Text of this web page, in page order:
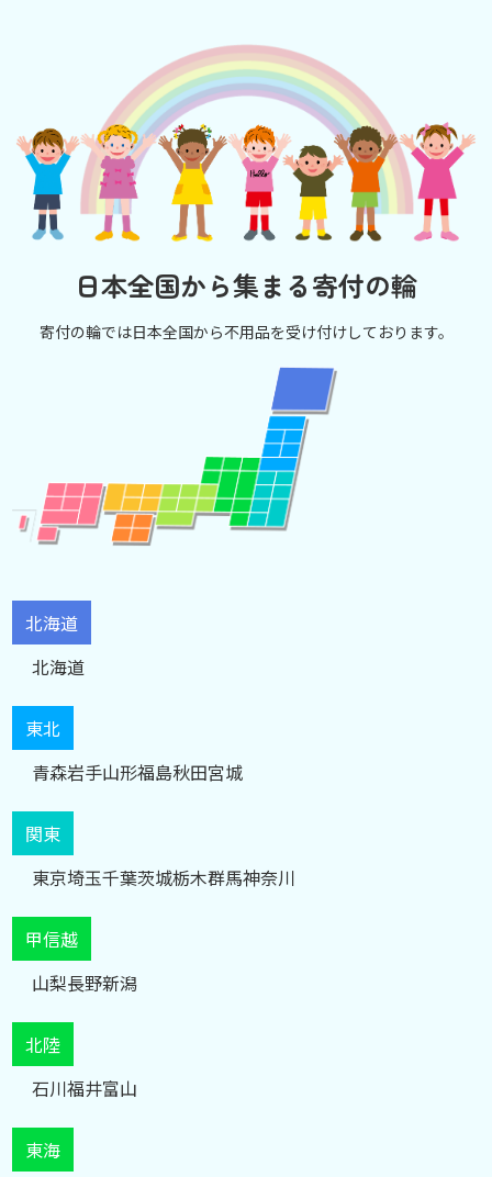
日本全国から集まる寄付の輪
寄付の輪では日本全国から不用品を受け付けしております。
北海道
北海道
東北
青森岩手山形福島秋田宮城
関東
東京埼玉千葉茨城栃木群馬神奈川
甲信越
山梨長野新潟
北陸
石川福井富山
東海